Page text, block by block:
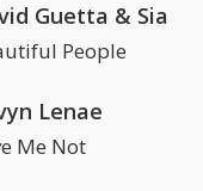
Guetta & Sia
People
Lenae
Me Not